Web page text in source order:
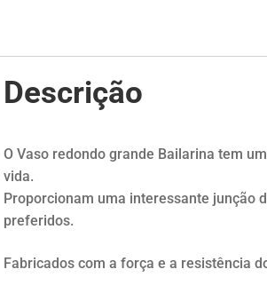
Descrição
O Vaso redondo grande Bailarina tem
vida.
Proporcionam uma interessante junção
preferidos.
Fabricados com a força e a resistência